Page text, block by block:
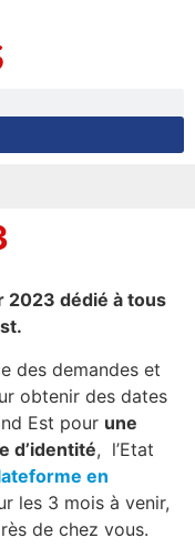
2023 dédié à tous
des demandes et
obtenir des dates
Est pour une
d’identité, l’Etat
en
les 3 mois à venir,
de chez vous.